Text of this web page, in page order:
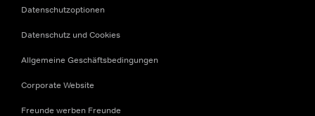
Datenschutzoptionen
Datenschutz und Cookies
Allgemeine Geschäftsbedingungen
Corporate Website
Freunde werben Freunde